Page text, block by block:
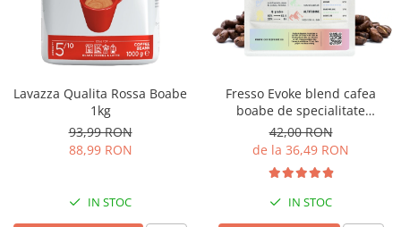
Lavazza Qualita Rossa Boabe
1kg
93,99 RON
88,99 RON
IN STOC
Fresso Evoke blend cafea
boabe de specialitate
proaspăt prăjită
42,00 RON
de la 36,49 RON
IN STOC